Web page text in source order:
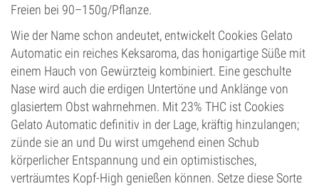
Freien bei 90–150g/Pflanze.
Wie der Name schon andeutet, entwickelt Cookies Gelato
Automatic ein reiches Keksaroma, das honigartige Süße mit
einem Hauch von Gewürzteig kombiniert. Eine geschulte
Nase wird auch die erdigen Untertöne und Anklänge von
glasiertem Obst wahrnehmen. Mit 23% THC ist Cookies
Gelato Automatic definitiv in der Lage, kräftig hinzulangen;
zünde sie an und Du wirst umgehend einen Schub
körperlicher Entspannung und ein optimistisches,
verträumtes Kopf-High genießen können. Setze diese Sorte